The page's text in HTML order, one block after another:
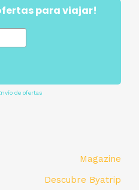
para viajar!
de ofertas
Magazine
Descubre Byatrip